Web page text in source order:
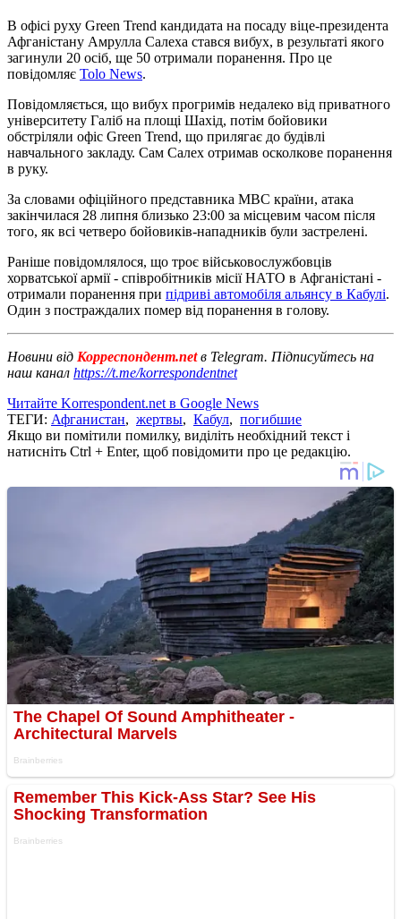
В офісі руху Green Trend кандидата на посаду віце-президента
Афганістану Амрулла Салеха стався вибух, в результаті якого
загинули 20 осіб, ще 50 отримали поранення. Про це
повідомляє Tolo News.
Повідомляється, що вибух прогримів недалеко від приватного
університету Галіб на площі Шахід, потім бойовики
обстріляли офіс Green Trend, що прилягає до будівлі
навчального закладу. Сам Салех отримав осколкове поранення
в руку.
За словами офіційного представника МВС країни, атака
закінчилася 28 липня близько 23:00 за місцевим часом після
того, як всі четверо бойовиків-нападників були застрелені.
Раніше повідомлялося, що троє військовослужбовців
хорватської армії - співробітників місії НАТО в Афганістані -
отримали поранення при підриві автомобіля альянсу в Кабулі.
Один з постраждалих помер від поранення в голову.
Новини від Корреспондент.netв Telegram. Підписуйтесь на
наш канал https://t.me/korrespondentnet
Читайте Korrespondent.net в Google News
ТЕГИ: Афганистан, жертвы, Кабул, погибшие
Якщо ви помітили помилку, виділіть необхідний текст і
натисніть Ctrl + Enter, щоб повідомити про це редакцію.